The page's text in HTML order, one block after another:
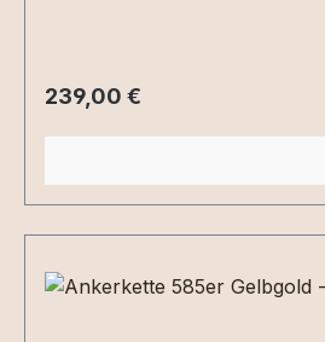
Regulärer Preis:
239,00 €